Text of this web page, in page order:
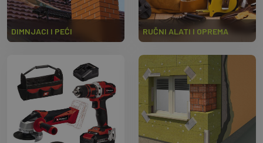
DIMNJACI I PEĆI RUČNI ALATI I OPREMA